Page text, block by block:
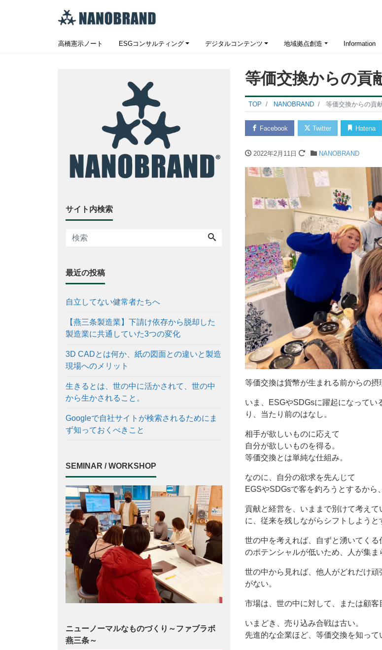
高橋憲示ノート ESGコンサルティング デジタルコンテンツ 地域拠点創造 Information
等価交換からの貢
TOP NANOBRAND 等価交換からの貢
Facebook Twitter Hatena
2022年2月11日 NANOBRAND
等価交換は貨幣が生まれる前からの摂
いま、ESGやSDGsに躍起になって
り、当たり前のはなし。
相手が欲しいものに応えて
自分が欲しいものを得る。
等価交換とは単純な仕組み。
なのに、自分の欲求を先んじて
EGSやSDGsで客を釣ろうとするから
貢献と経営を、いままで別けて考え
に、従来を残しながらシフトしようと
世の中を考えれば、自ずと湧いてく
のポテンシャルが低いため、人が集ま
世の中から見れば、他人がどれだけ
がない。
市場は、世の中に対して、または顧客
いまどき、売り込み合戦は古い。
先進的な企業ほど、等価交換を知って
サイト内検索
最近の投稿
自立してない健常者たちへ
【燕三条製造業】下請け依存から脱却した
製造業に共通していた3つの変化
3D CADとは何か、紙の図面との違いと製造
現場へのメリット
生きるとは、世の中に活かされて、世の中
から生かされること。
Googleで自社サイトが検索されるためにま
ず知っておくべきこと
SEMINAR / WORKSHOP
ニューノーマルなものづくり～ファブラボ
燕三条～